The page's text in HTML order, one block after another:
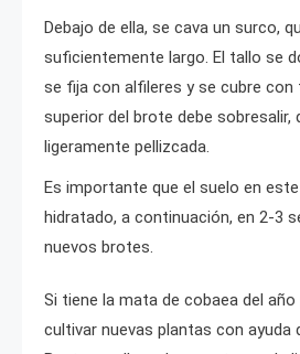
Debajo de ella, se cava un surco,
suficientemente largo. El tallo se
se fija con alfileres y se cubre con
superior del brote debe sobresalir,
ligeramente pellizcada.
Es importante que el suelo en
hidratado, a continuación, en 2-3
nuevos brotes.
Si tiene la mata de cobaea del año
cultivar nuevas plantas con ayuda